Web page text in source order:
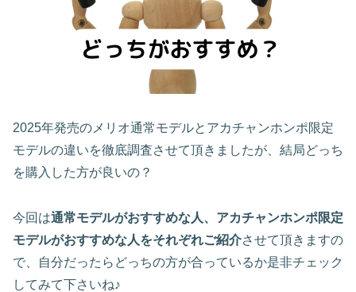
2025年発売のメリオ通常モデルとアカチャンホンポ限定
モデルの違いを徹底調査させて頂きましたが、結局どっち
を購入した方が良いの？
今回は通常モデルがおすすめな人、アカチャンホンポ限定
モデルがおすすめな人をそれぞれご紹介させて頂きますの
で、自分だったらどっちの方が合っているか是非チェック
してみて下さいね♪